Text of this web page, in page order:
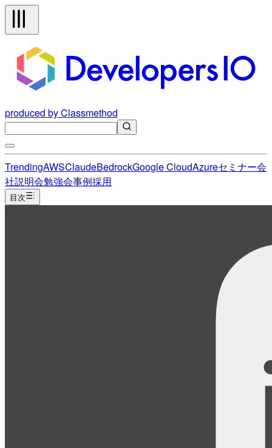
produced by Classmethod
TrendingAWSClaudeBedrockGoogle CloudAzureセミナー会
社説明会勉強会事例採用
目次